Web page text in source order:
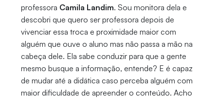
professora Camila Landim. Sou monitora dela e
descobri que quero ser professora depois de
vivenciar essa troca e proximidade maior com
alguém que ouve o aluno mas não passa a mão na
cabeça dele. Ela sabe conduzir para que a gente
mesmo busque a informação, entende? E é capaz
de mudar até a didática caso perceba alguém com
maior dificuldade de apreender o conteúdo. Acho